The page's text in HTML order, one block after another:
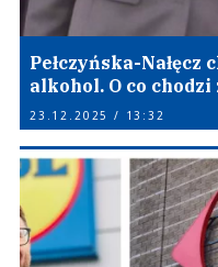
Pełczyńska-Nałęcz
alkohol. O co chodzi
23.12.2025 / 13:32